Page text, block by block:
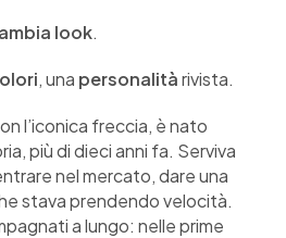
look.
, una personalitàrivista.
l’iconica freccia, è nato
più di dieci anni fa. Serviva
nel mercato, dare una
stava prendendo velocità.
a lungo: nelle prime